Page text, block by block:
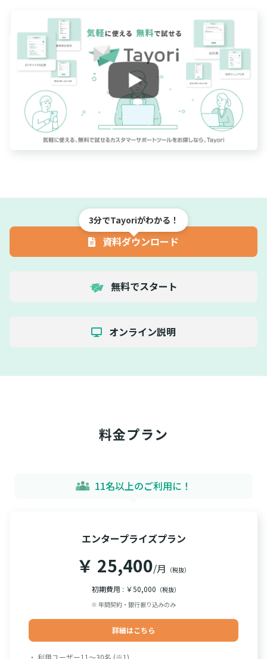
3分でTayoriがわかる！
資料ダウンロード
無料でスタート
オンライン説明
料金プラン
11名以上のご利用に！
エンタープライズプラン
￥ 25,400/月 （税抜）
初期費用 : ￥50,000 （税抜）
※ 年間契約・銀行振り込みのみ
詳細はこちら
・ 利用ユーザー11～30名 (※1)